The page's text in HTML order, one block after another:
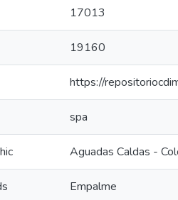
17013
19160
https://
spa
Aguadas Caldas -
Empalme